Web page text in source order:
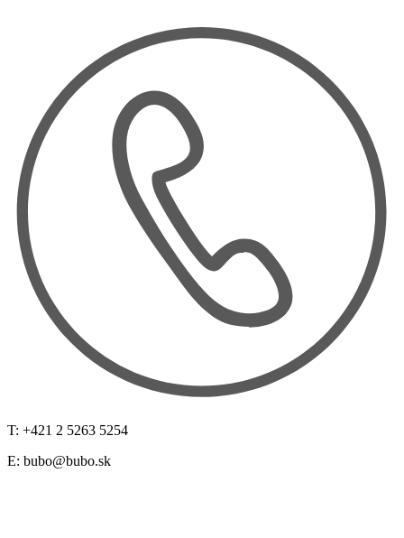
T: +421 2 5263 5254
E: bubo@bubo.sk